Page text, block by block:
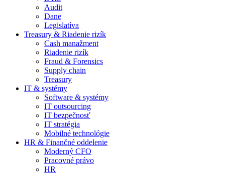
Audit
Dane
Legislatíva
Treasury & Riadenie rizík
Cash manažment
Riadenie rizík
Fraud & Forensics
Supply chain
Treasury
IT & systémy
Software & systémy
IT outsourcing
IT bezpečnosť
IT stratégia
Mobilné technológie
HR & Finančné oddelenie
Moderný CFO
Pracovné právo
HR